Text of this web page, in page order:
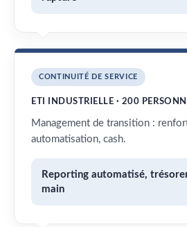
CONTINUITÉ DE SERVICE
ETI INDUSTRIELLE · 200
Management de transition :
automatisation, cash.
Reporting automatisé,
main